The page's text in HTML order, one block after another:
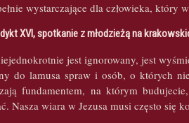
wystarczające dla człowieka, który
XVI, spotkanie z młodzieżą na
jest ignorowany, jest
do lamusa spraw i osób, o których
fundamentem, na którym
Nasza wiara w Jezusa musi często się